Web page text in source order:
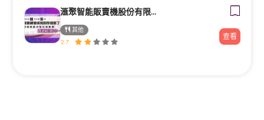
滙聚智能販賣機股份有限公司
其他
2.7
查看